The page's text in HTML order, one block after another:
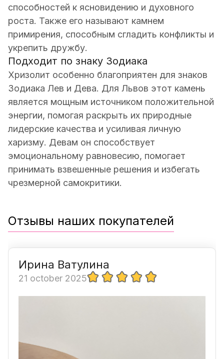
способностей к ясновидению и духовного
роста. Также его называют камнем
примирения, способным сгладить конфликты и
укрепить дружбу.
Подходит по знаку Зодиака
Хризолит особенно благоприятен для знаков
Зодиака Лев и Дева. Для Львов этот камень
является мощным источником положительной
энергии, помогая раскрыть их природные
лидерские качества и усиливая личную
харизму. Девам он способствует
эмоциональному равновесию, помогает
принимать взвешенные решения и избегать
чрезмерной самокритики.
Отзывы наших покупателей
Ирина Ватулина
21 october 2025